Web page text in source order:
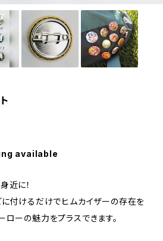
available
近に！
に付けるだけでヒムカイザーの存在を
ローの魅力をプラスできます。